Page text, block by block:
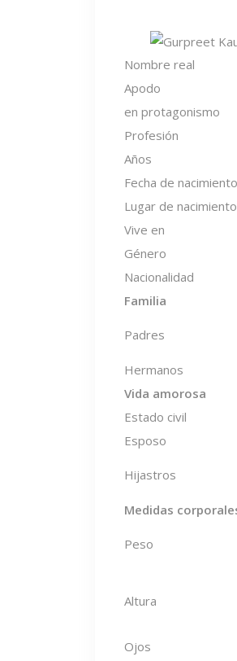
Nombre real
Apodo
en protagonismo
Profesión
Años
Fecha de nacimiento
Lugar de nacimiento
Vive en
Género
Nacionalidad
Familia
Padres
Hermanos
Vida amorosa
Estado civil
Esposo
Hijastros
Medidas
Peso
Altura
Ojos